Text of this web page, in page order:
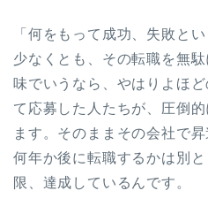
「何をもって成功、失敗と
少なくとも、その転職を無
味でいうなら、やはりよほ
て応募した人たちが、圧倒
ます。そのままその会社で
何年か後に転職するかは別
限、達成しているんです。